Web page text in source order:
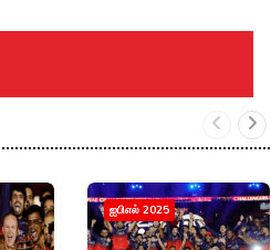
ஐபிஎல் 2025